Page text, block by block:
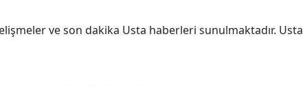
Ankara
ve son dakika Usta haberleri sunulmaktadır. Usta